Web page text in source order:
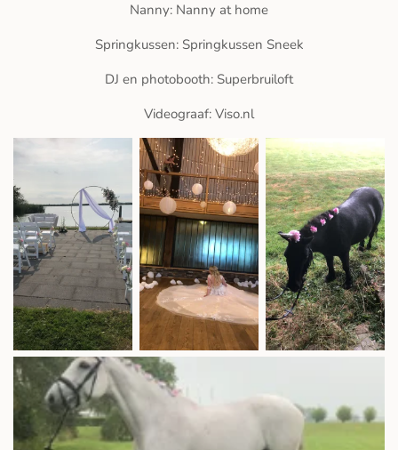
Nanny: Nanny at home
Springkussen: Springkussen Sneek
DJ en photobooth: Superbruiloft
Videograaf: Viso.nl